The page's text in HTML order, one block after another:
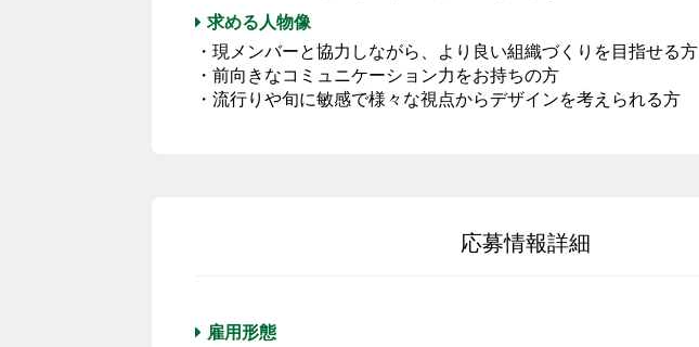
求める人物像
・現メンバーと協力しながら、より良い組織づくりを目指せる方
・前向きなコミュニケーション力をお持ちの方
・流行りや旬に敏感で様々な視点からデザインを考えられる方
応募情報詳細
雇用形態